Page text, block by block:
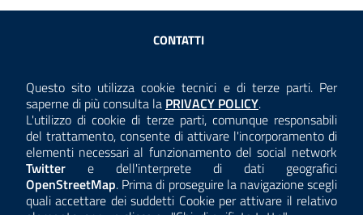
Questo sito utilizza cookie tecnici e di terze parti. Per
saperne di più consulta la Consulta la
PRIVACY POLICY.
L'utilizzo di cookie di terze parti, comunque responsabili
del trattamento, consente di attivare l'incorporamento di
elementi necessari al funzionamento del social network
Twitter e dell'interprete di dati geografici
OpenStreetMap. Prima di proseguire la navigazione scegli
quali accettare dei suddetti Cookie per attivare il relativo
Sezione Link Utili
CONTATTI
ANTICORRUZIONE
ACCESSIBILITÀ
COOKIE E PRIVACY
TEMI A-Z